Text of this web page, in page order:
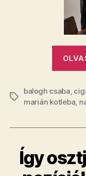
Címkék
balogh csaba,
marián kotleba,
Így